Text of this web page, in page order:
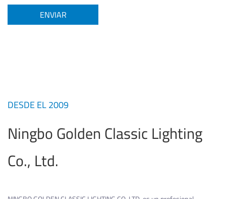
DESDE EL 2009
Ningbo Golden Classic Lighting
Co., Ltd.